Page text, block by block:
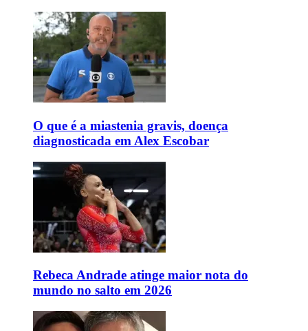
O que é a miastenia gravis, doença
diagnosticada em Alex Escobar
Rebeca Andrade atinge maior nota do
mundo no salto em 2026